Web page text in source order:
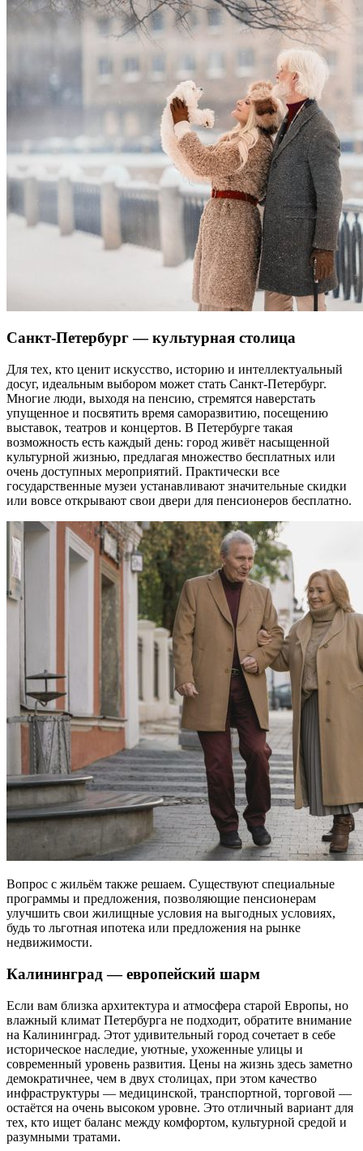
Санкт-Петербург — культурная столица
Для тех, кто ценит искусство, историю и интеллектуальный
досуг, идеальным выбором может стать Санкт-Петербург.
Многие люди, выходя на пенсию, стремятся наверстать
упущенное и посвятить время саморазвитию, посещению
выставок, театров и концертов. В Петербурге такая
возможность есть каждый день: город живёт насыщенной
культурной жизнью, предлагая множество бесплатных или
очень доступных мероприятий. Практически все
государственные музеи устанавливают значительные скидки
или вовсе открывают свои двери для пенсионеров бесплатно.
Вопрос с жильём также решаем. Существуют специальные
программы и предложения, позволяющие пенсионерам
улучшить свои жилищные условия на выгодных условиях,
будь то льготная ипотека или предложения на рынке
недвижимости.
Калининград — европейский шарм
Если вам близка архитектура и атмосфера старой Европы, но
влажный климат Петербурга не подходит, обратите внимание
на Калининград. Этот удивительный город сочетает в себе
историческое наследие, уютные, ухоженные улицы и
современный уровень развития. Цены на жизнь здесь заметно
демократичнее, чем в двух столицах, при этом качество
инфраструктуры — медицинской, транспортной, торговой —
остаётся на очень высоком уровне. Это отличный вариант для
тех, кто ищет баланс между комфортом, культурной средой и
разумными тратами.